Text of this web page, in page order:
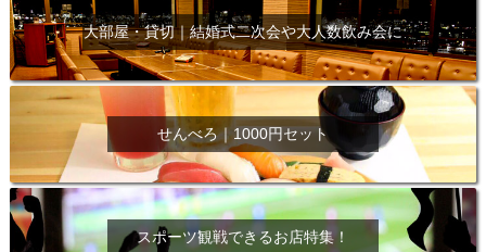
大部屋・貸切｜結婚式二次会や大人数飲み会に
せんべろ｜1000円セット
スポーツ観戦できるお店特集！